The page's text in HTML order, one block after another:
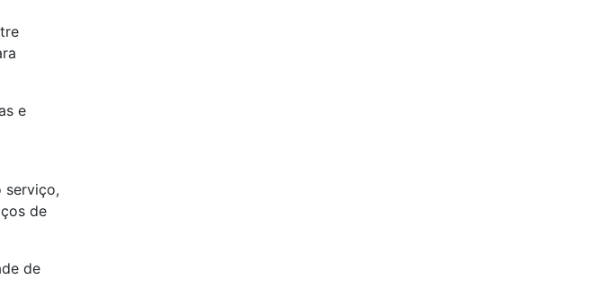
e
serviço,
de
de